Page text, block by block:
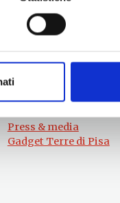
#lemieTerrediPisa
Esperienze
Eventi
Attrazioni
Prodotti e Servizi
Press & media
Gadget Terre di Pisa